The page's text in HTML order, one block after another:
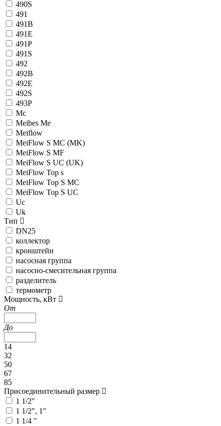
490S
491
491B
491E
491P
491S
492
492B
492E
492S
493P
Mc
Meibes Me
Meiflow
MeiFlow S MC (MK)
MeiFlow S MF
MeiFlow S UC (UK)
MeiFlow Top s
MeiFlow Top S MC
MeiFlow Top S UC
Uc
Uk
Тип
DN25
коллектор
кронштейн
насосная группа
насосно-смесительная группа
разделитель
термометр
Мощность, кВт
От
До
14
32
50
67
85
Присоединительный размер
1 1/2"
1 1/2", 1"
1 1/4 "